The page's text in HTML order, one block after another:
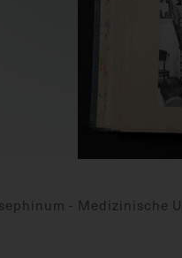
- Medizinische